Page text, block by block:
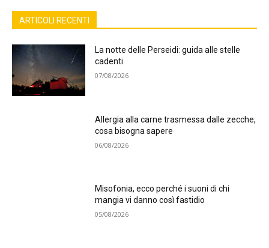
ARTICOLI RECENTI
La notte delle Perseidi: guida alle stelle
cadenti
07/08/2026
Allergia alla carne trasmessa dalle zecche,
cosa bisogna sapere
06/08/2026
Misofonia, ecco perché i suoni di chi
mangia vi danno così fastidio
05/08/2026